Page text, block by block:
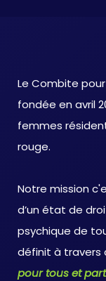
Le Combite
fondée en avril
femmes
rouge.
Notre mission
d’un état de
psychique de
définit à travers
pour tous et